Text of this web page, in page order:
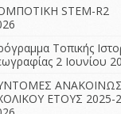
STEM-R2
Τοπικής
2 Ιουνίου
ΕΤΟΥΣ 2025-